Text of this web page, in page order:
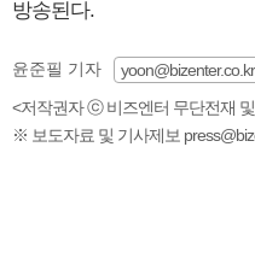
방송된다.
윤준필 기자
yoon@bizenter.co.kr
<저작권자 ⓒ 비즈엔터 무단전재
※ 보도자료 및 기사제보